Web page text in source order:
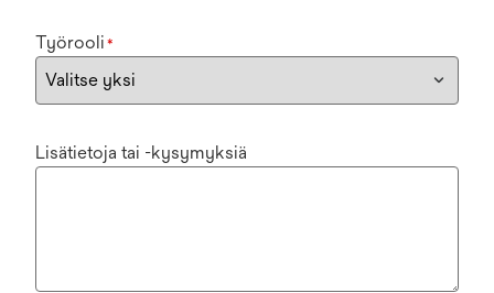
Työrooli *
Lisätietoja tai -kysymyksiä